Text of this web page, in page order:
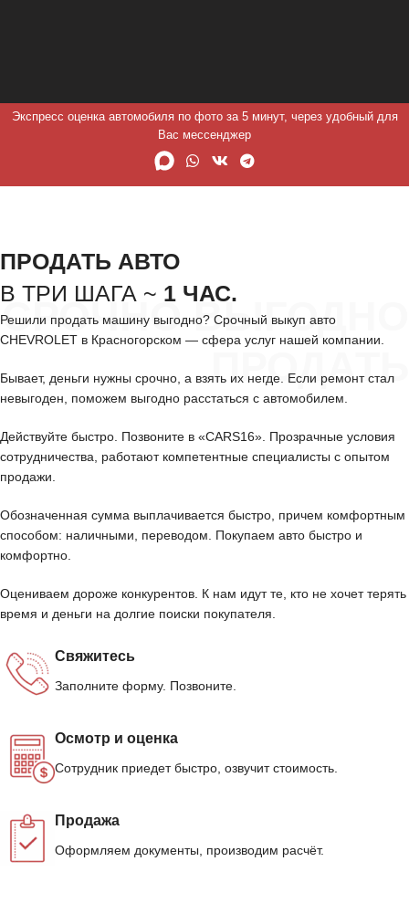
Экспресс оценка автомобиля по фото за 5 минут, через удобный для
Вас мессенджер
СРОЧНО ВЫГОДНО
ПРОДАТЬ
ПРОДАТЬ АВТО
В ТРИ ШАГА ~ 1 ЧАС.
Решили продать машину выгодно? Срочный выкуп авто
CHEVROLET в Красногорском — сфера услуг нашей компании.
Бывает, деньги нужны срочно, а взять их негде. Если ремонт стал
невыгоден, поможем выгодно расстаться с автомобилем.
Действуйте быстро. Позвоните в «CARS16». Прозрачные условия
сотрудничества, работают компетентные специалисты с опытом
продажи.
Обозначенная сумма выплачивается быстро, причем комфортным
способом: наличными, переводом. Покупаем авто быстро и
комфортно.
Оцениваем дороже конкурентов. К нам идут те, кто не хочет терять
время и деньги на долгие поиски покупателя.
Свяжитесь
Заполните форму. Позвоните.
Осмотр и оценка
Сотрудник приедет быстро, озвучит стоимость.
Продажа
Оформляем документы, производим расчёт.